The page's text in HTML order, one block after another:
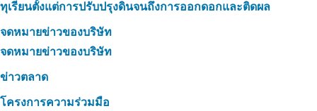
ทุเรียนตั้งแต่การปรับปรุงดินจนถึงการออกดอกและติดผล
จดหมายข่าวของบริษัท
จดหมายข่าวของบริษัท
ข่าวตลาด
โครงการความร่วมมือ